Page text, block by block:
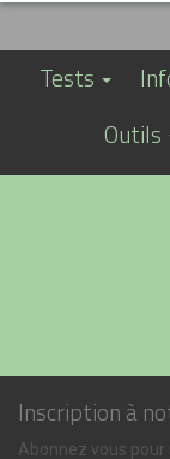
Tests
Outils
Inscription à
Abonnez vous